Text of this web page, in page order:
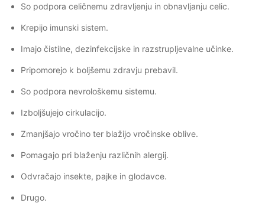
So podpora celičnemu zdravljenju in obnavljanju celic.
Krepijo imunski sistem.
Imajo čistilne, dezinfekcijske in razstrupljevalne učinke.
Pripomorejo k boljšemu zdravju prebavil.
So podpora nevrološkemu sistemu.
Izboljšujejo cirkulacijo.
Zmanjšajo vročino ter blažijo vročinske oblive.
Pomagajo pri blaženju različnih alergij.
Odvračajo insekte, pajke in glodavce.
Drugo.